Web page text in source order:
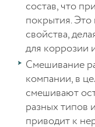
состав, что
покрытия.
свойства,
для коррозии
Смешивание
компании, в
смешивают
разных типов
приводит к